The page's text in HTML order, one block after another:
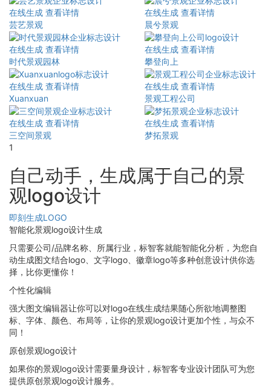
在线生成 查看详情
芸艺景观
在线生成 查看详情
晨兮景观
在线生成 查看详情
时代景观园林
在线生成 查看详情
攀登向上
在线生成 查看详情
Xuanxuan
在线生成 查看详情
景观工程公司
在线生成 查看详情
三空间景观
在线生成 查看详情
梦拓景观
1
自己动手，生成属于自己的景
观logo设计
即刻生成LOGO
智能化景观logo设计生成
只需要公司/品牌名称、所属行业，标智客就能智能化分析，为您自
动生成图文结合logo、文字logo、徽章logo等多种创意设计供你选
择，比你更懂你！
个性化编辑
强大图文编辑器让你可以对logo在线生成结果随心所欲地调整图
标、字体、颜色、布局等，让你的景观logo设计更加个性，与众不
同！
原创景观logo设计
如果你的景观logo设计需要量身设计，标智客专业设计团队可为您
提供原创景观logo设计服务。